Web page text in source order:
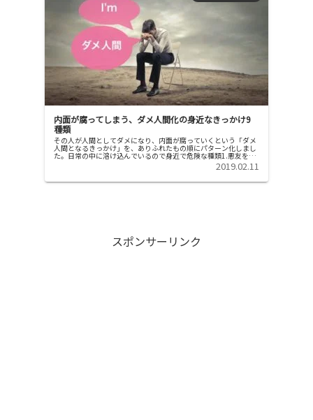
内面が腐ってしまう、ダメ人間化の身近なきっかけ9
種類
その人が人間としてダメになり、内面が腐っていくという「ダメ
人間となるきっかけ」を、ありふれたもの順にパターン化しまし
た。日常の中に溶け込んでいるので身近で危険な種類1.悪友をも
ってしまって悪い道へと引っ張り込まれる大事な学業をサボる、
2019.02.11
スポンサーリンク